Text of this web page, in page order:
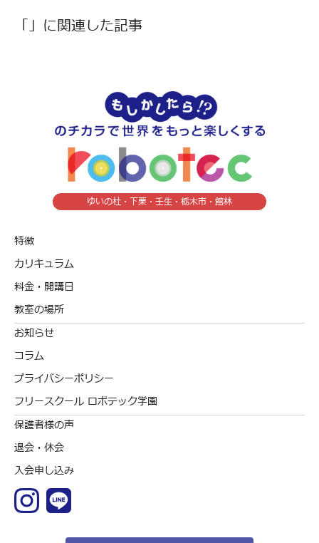
「」に関連した記事
ゆいの杜・下栗・壬生・栃木市・館林
特徴
カリキュラム
料金・開講日
教室の場所
お知らせ
コラム
プライバシーポリシー
フリースクール ロボテック学園
保護者様の声
退会・休会
入会申し込み